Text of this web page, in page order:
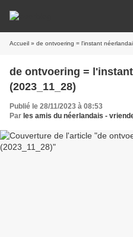
Accueil » de ontvoering = l'instant
de ontvoering =
(2023_11_28)
Publié le 28/11/2023 à 08:53
Par les amis du néerlandais -